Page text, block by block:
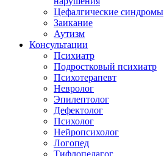
Цефалгические синдромы
Заикание
Аутизм
Консультации
Психиатр
Подростковый психиатр
Психотерапевт
Невролог
Эпилептолог
Дефектолог
Психолог
Нейропсихолог
Логопед